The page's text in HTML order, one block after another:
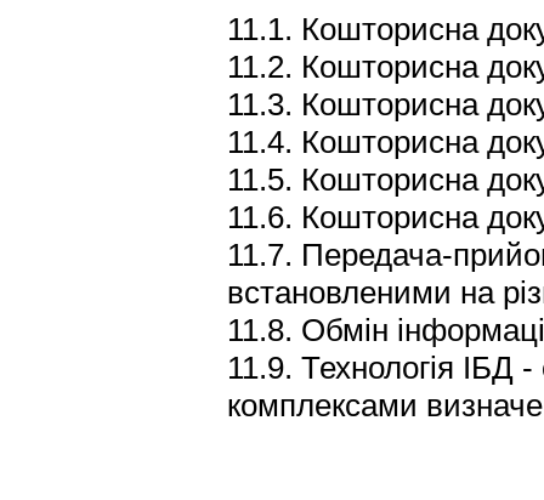
11.1. Кошторисна
11.2. Кошторисна
11.3. Кошторисна
11.4. Кошторисна
11.5. Кошторисна
11.6. Кошторисна
11.7. Передача-
встановленими на
11.8. Обмін
11.9. Технологія
комплексами